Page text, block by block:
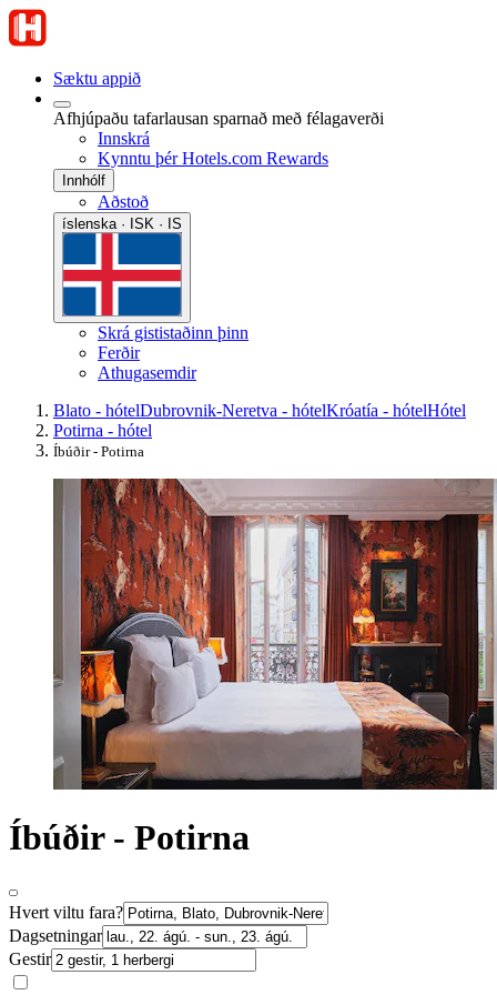
Sæktu appið
Afhjúpaðu tafarlausan sparnað með félagaverði
Innskrá
Kynntu þér Hotels.com Rewards
Innhólf
Aðstoð
íslenska · ISK · IS
Skrá gististaðinn þinn
Ferðir
Athugasemdir
Blato - hótelDubrovnik-Neretva - hótelKróatía - hótelHótel
Potirna - hótel
Íbúðir - Potirna
Íbúðir - Potirna
Hvert viltu fara?
Dagsetningar
Gestir